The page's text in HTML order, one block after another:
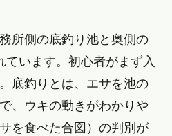
所側の底釣り池と奥側の
ています。初心者がまず入
底釣りとは、エサを池の
、ウキの動きがわかりや
を食べた合図）の判別が